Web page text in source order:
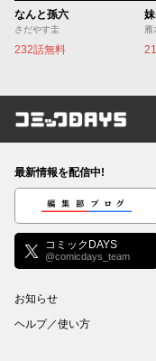
なんと孫六
さだやす圭
232話無料
雁
コミック
最新情報を配信中!
編集部ブログ
コミックDAYS
@comicdays_team
お知らせ
ヘルプ／使い方